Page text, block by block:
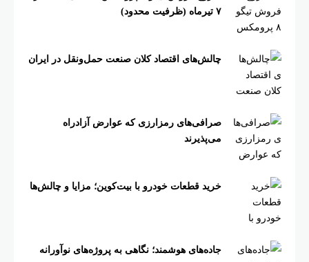
۷ تیرماه (ظرفیت محدود)
چالش‌های اقتصاد کلان صنعت حمل‌ونقل در ایران
صرافی‌های رمزارزی که عوارض آزادراه
می‌پذیرند
خرید قطعات خودرو با بیت‌کوین؛ مزایا و چالش‌ها
جاده‌های هوشمند؛ نگاهی به پروژه‌های نوآورانه